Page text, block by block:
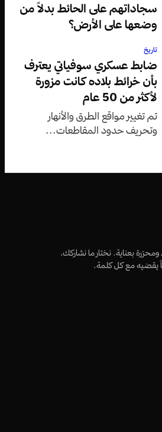
سجاداتهم على الحائط بدلاً من
وضعها على الأرض؟
تاريخ
ضابط عسكري سوفياتي يعترف
بأن خرائط بلاده كانت مزورة
لأكثر من 50 عام
تم تغيير مواقع الطرق والأنهار
وتحريف حدود المقاطعات...
بعناية. نختار ما نشاركك،
يقضيه مع كل كلمة.